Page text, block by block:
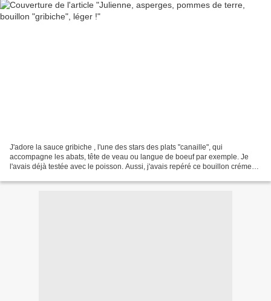
J'adore la sauce gribiche , l'une des stars des plats "canaille", qui
accompagne les abats, tête de veau ou langue de boeuf par exemple. Je
l'avais déjà testée avec le poisson. Aussi, j'avais repéré ce bouillon crémeux